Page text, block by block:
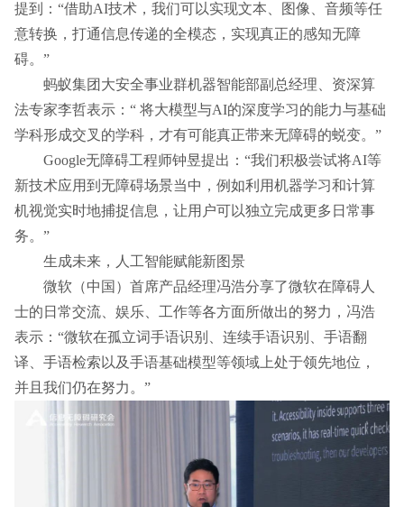
提到：“借助AI技术，我们可以实现文本、图像、音频等任
意转换，打通信息传递的全模态，实现真正的感知无障
碍。”
蚂蚁集团大安全事业群机器智能部副总经理、资深算
法专家李哲表示：“ 将大模型与AI的深度学习的能力与基础
学科形成交叉的学科，才有可能真正带来无障碍的蜕变。”
Google无障碍工程师钟昱提出：“我们积极尝试将AI等
新技术应用到无障碍场景当中，例如利用机器学习和计算
机视觉实时地捕捉信息，让用户可以独立完成更多日常事
务。”
生成未来，人工智能赋能新图景
微软（中国）首席产品经理冯浩分享了微软在障碍人
士的日常交流、娱乐、工作等各方面所做出的努力，冯浩
表示：“微软在孤立词手语识别、连续手语识别、手语翻
译、手语检索以及手语基础模型等领域上处于领先地位，
并且我们仍在努力。”